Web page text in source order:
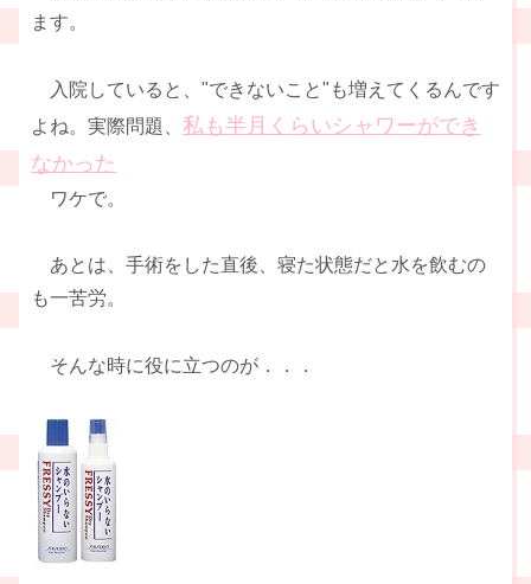
ます。
入院していると、"できないこと"も増えてくるんです
よね。実際問題、 私も半月くらいシャワーができ
なかった
ワケで。
あとは、手術をした直後、寝た状態だと水を飲むの
も一苦労。
そんな時に役に立つのが．．．